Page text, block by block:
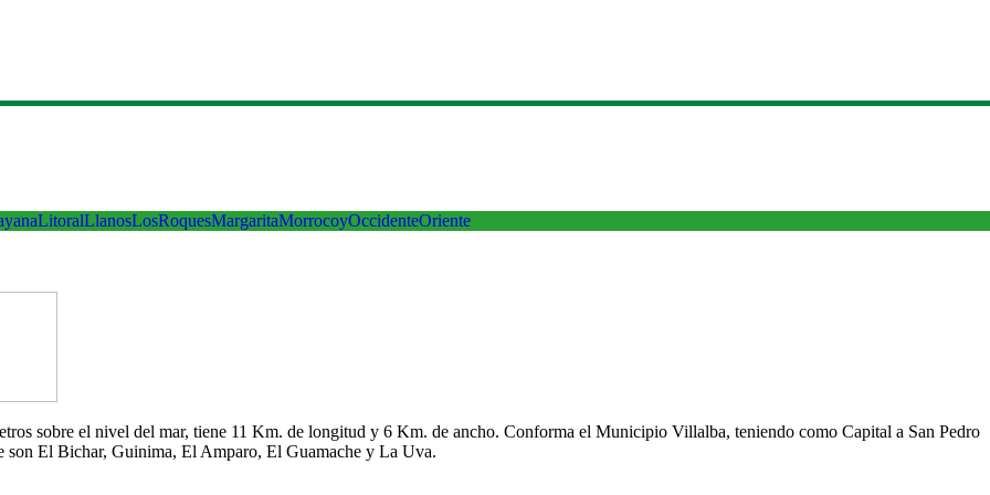
LitoralLlanosLosRoquesMargaritaMorrocoyOccidenteOriente
sobre el nivel del mar, tiene 11 Km. de longitud y 6 Km. de ancho. Conforma el Municipio Villalba, teniendo como Capital a San Pedro
son El Bichar, Guinima, El Amparo, El Guamache y La Uva.